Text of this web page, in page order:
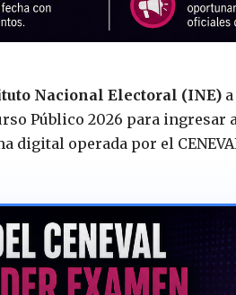
Nacional Electoral (INE)
Público 2026 para ingresar
digital operada por el